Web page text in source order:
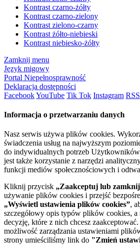
Kontrast czarno-żółty
Kontrast czarno-zielony
Kontrast zielono-czarny
Kontrast żółto-niebieski
Kontrast niebiesko-żółty
Zamknij menu
Język migowy
Portal Niepełnosprawność
Deklaracja dostępności
FacebookYouTube Tik Tok Instagram RSS
Informacja o przetwarzaniu danych
Nasz serwis używa plików cookies.
świadczenia usług na najwyższym
do indywidualnych potrzeb
jest także korzystanie z narzędzi
funkcji mediów społecznościowych i
Kliknij przycisk „Zaakceptuj lub
używanie plików cookies i przejść
„Wyświetl ustawienia plików cookies”,
szczegółowy opis typów plików cookies, a
decyzję, które z nich chcesz
możliwość zarządzania ustawieniami
strony umieściliśmy link do "Zmień